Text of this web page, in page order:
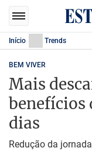
Início Trends
BEM VIVER
Mais
benefícios
dias
Redução da